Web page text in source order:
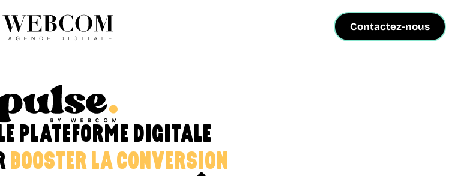
PLATEFORME DIGITALE
BOOSTER LA CONVERSION
Contactez-nous